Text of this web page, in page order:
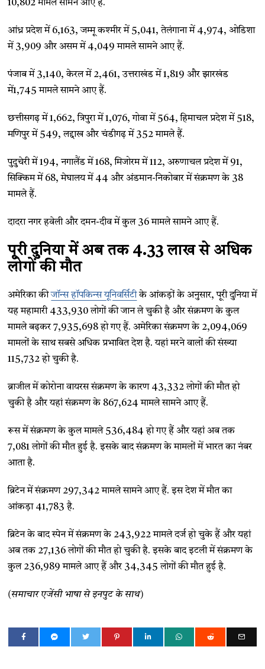
10,802 मामले सामने आए हैं.
आंध्र प्रदेश में 6,163, जम्मू कश्मीर में 5,041, तेलंगाना में 4,974, ओडिशा
में 3,909 और असम में 4,049 मामले सामने आए हैं.
पंजाब में 3,140, केरल में 2,461, उत्तराखंड में 1,819 और झारखंड
में1,745 मामले सामने आए हैं.
छत्तीसगढ़ में 1,662, त्रिपुरा में 1,076, गोवा में 564, हिमाचल प्रदेश में 518,
मणिपुर में 549, लद्दाख और चंडीगढ़ में 352 मामले हैं.
पुदुचेरी में 194, नगालैंड में 168, मिजोरम में 112, अरुणाचल प्रदेश में 91,
सिक्किम में 68, मेघालय में 44 और अंडमान-निकोबार में संक्रमण के 38
मामले हैं.
दादरा नगर हवेली और दमन-दीव में कुल 36 मामले सामने आए हैं.
पूरी दुनिया में अब तक 4.33 लाख से अधिक
लोगों की मौत
अमेरिका कीजॉन्स हॉपकिन्स यूनिवर्सिटीके आंकड़ों के अनुसार, पूरी दुनिया में
यह महामारी 433,930 लोगों की जान ले चुकी है और संक्रमण के कुल
मामले बढ़कर 7,935,698 हो गए हैं. अमेरिका संक्रमण के 2,094,069
मामलों के साथ सबसे अधिक प्रभावित देश है. यहां मरने वालों की संख्या
115,732 हो चुकी है.
ब्राजील में कोरोना वायरस संक्रमण के कारण 43,332 लोगों की मौत हो
चुकी है और यहां संक्रमण के 867,624 मामले सामने आए हैं.
रूस में संक्रमण के कुल मामले 536,484 हो गए हैं और यहां अब तक
7,081 लोगों की मौत हुई है. इसके बाद संक्रमण के मामलों में भारत का नंबर
आता है.
ब्रिटेन में संक्रमण 297,342 मामले सामने आए हैं. इस देश में मौत का
आंकड़ा 41,783 है.
ब्रिटेन के बाद स्पेन में संक्रमण के 243,922 मामले दर्ज हो चुके हैं और यहां
अब तक 27,136 लोगों की मौत हो चुकी है. इसके बाद इटली में संक्रमण के
कुल 236,989 मामले आए हैं और 34,345 लोगों की मौत हुई है.
(समाचार एजेंसी भाषा से इनपुट के साथ)